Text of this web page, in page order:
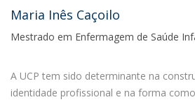
Maria Inês Caçoilo
Mestrado em Enfermagem de Saúde
A UCP tem sido determinante na
identidade profissional e na forma